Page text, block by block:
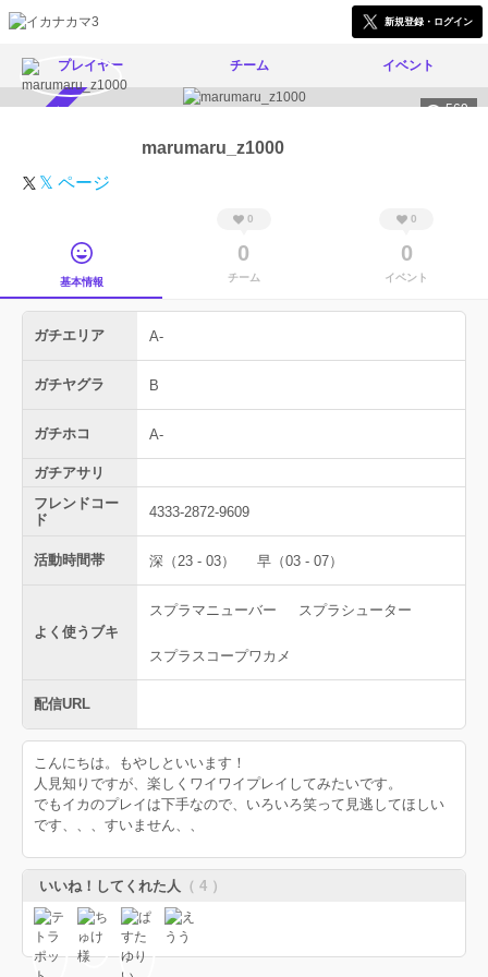
新規登録・ログイン
プレイヤー チーム イベント
569
marumaru_z1000
𝕏 ページ
基本情報
0
0
チーム
0
0
イベント
ガチエリア A-
ガチヤグラ B
ガチホコ A-
ガチアサリ
フレンドコー
ド
4333-2872-9609
活動時間帯 深（23 - 03） 早（03 - 07）
よく使うブキ
スプラマニューバー スプラシューター
スプラスコープワカメ
配信URL
こんにちは。もやしといいます！
人見知りですが、楽しくワイワイプレイしてみたいです。
でもイカのプレイは下手なので、いろいろ笑って見逃してほしい
です、、、すいません、、
いいね！してくれた人 （ 4 ）